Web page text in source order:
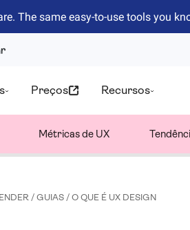
The same easy-to-use tools you
Preços Recursos
Métricas de UX
/GUIAS /O QUE É UX DESIGN